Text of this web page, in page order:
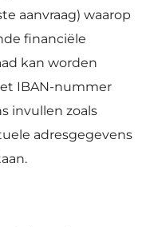
aanvraag) waarop
financiële
kan worden
IBAN-nummer
invullen zoals
adresgegevens